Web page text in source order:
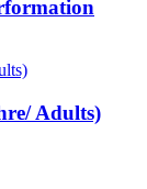
Adults)